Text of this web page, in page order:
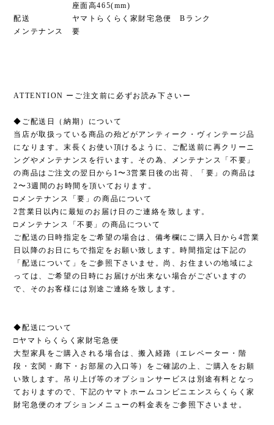
座面高465(mm)
配送 ヤマトらくらく家財宅急便 Bランク
メンテナンス 要
ATTENTION ーご注文前に必ずお読み下さいー
◆ご配送日（納期）について
当店が取扱っている商品の殆どがアンティーク・ヴィンテージ品
になります。末長くお使い頂けるように、ご配送前に再クリーニ
ングやメンテナンスを行います。その為、メンテナンス「不要」
の商品はご注文の翌日から1〜3営業日後の出荷、「要」の商品は
2〜3週間のお時間を頂いております。
□メンテナンス「要」の商品について
2営業日以内に最短のお届け日のご連絡を致します。
□メンテナンス「不要」の商品について
ご配送の日時指定をご希望の場合は、備考欄にご購入日から4営業
日以降のお日にちで指定をお願い致します。時間指定は下記の
「配送について」をご参照下さいませ。尚、お住まいの地域によ
っては、ご希望の日時にお届けが出来ない場合がございますの
で、そのお客様には別途ご連絡を致します。
◆配送について
□ヤマトらくらく家財宅急便
大型家具をご購入される場合は、搬入経路（エレベーター・階
段・玄関・廊下・お部屋の入口等）をご確認の上、ご購入をお願
い致します。吊り上げ等のオプションサービスは別途有料となっ
ておりますので、下記のヤマトホームコンビニエンスらくらく家
財宅急便のオプションメニューの料金表をご参照下さいませ。